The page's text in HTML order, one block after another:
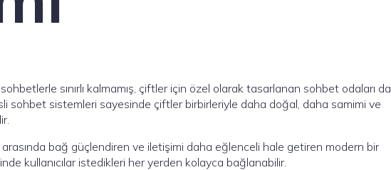
sınırlı kalmamış, çiftler için özel olarak tasarlanan sohbet odaları da
sohbet sistemleri sayesinde çiftler birbirleriyle daha doğal, daha samimi ve
bağ güçlendiren ve iletişimi daha eğlenceli hale getiren modern bir
kullanıcılar istedikleri her yerden kolayca bağlanabilir.